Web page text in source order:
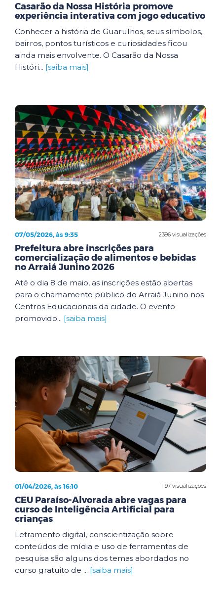
Casarão da Nossa História promove
experiência interativa com jogo educativo
Conhecer a história de Guarulhos, seus símbolos,
bairros, pontos turísticos e curiosidades ficou
ainda mais envolvente. O Casarão da Nossa
Históri... [saiba mais]
2396 visualizações
07/05/2026, às 9:35
Prefeitura abre inscrições para
comercialização de alimentos e bebidas
no Arraiá Junino 2026
Até o dia 8 de maio, as inscrições estão abertas
para o chamamento público do Arraiá Junino nos
Centros Educacionais da cidade. O evento
promovido... [saiba mais]
1197 visualizações
01/04/2026, às 16:10
CEU Paraíso-Alvorada abre vagas para
curso de Inteligência Artificial para
crianças
Letramento digital, conscientização sobre
conteúdos de mídia e uso de ferramentas de
pesquisa são alguns dos temas abordados no
curso gratuito de ... [saiba mais]